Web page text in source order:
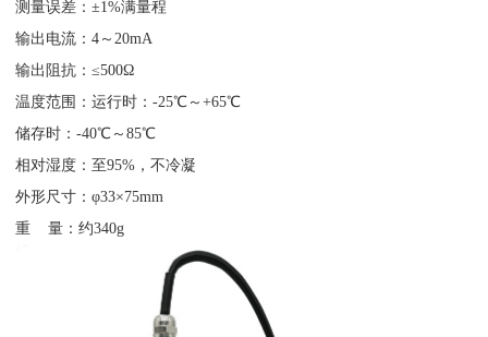
测量误差：±1%满量程
输出电流：4～20mA
输出阻抗：≤500Ω
温度范围：运行时：-25℃～+65℃
储存时：-40℃～85℃
相对湿度：至95%，不冷凝
外形尺寸：φ33×75mm
重 量：约340g